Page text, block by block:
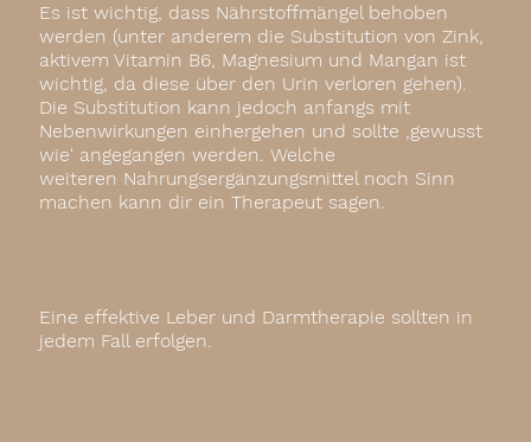
Es ist wichtig, dass Nährstoffmängel behoben
werden (unter anderem die Substitution von Zink,
aktivem Vitamin B6, Magnesium und Mangan ist
wichtig, da diese über den Urin verloren gehen).
Die Substitution kann jedoch anfangs mit
Nebenwirkungen einhergehen und sollte ,gewusst
wie' angegangen werden. Welche
weiteren Nahrungsergänzungsmittel noch Sinn
machen kann dir ein Therapeut sagen.
Eine effektive Leber und Darmtherapie sollten in
jedem Fall erfolgen.